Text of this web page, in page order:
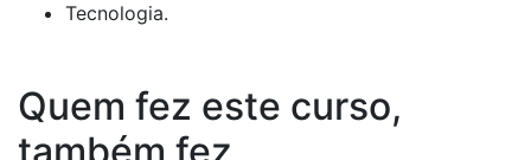
Tecnologia.
Quem fez este curso,